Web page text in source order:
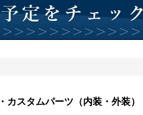
スタムパーツ（内装・外装）